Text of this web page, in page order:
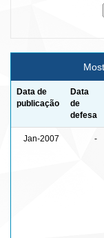
Data de
publicação
Data
de
defesa
Jan-2007 -